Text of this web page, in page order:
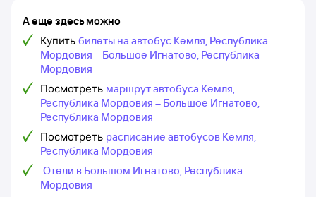
А еще здесь можно
Купить билеты на автобус Кемля, Республика
Мордовия – Большое Игнатово, Республика
Мордовия
Посмотреть маршрут автобуса Кемля,
Республика Мордовия – Большое Игнатово,
Республика Мордовия
Посмотреть расписание автобусов Кемля,
Республика Мордовия
Отели в Большом Игнатово, Республика
Мордовия